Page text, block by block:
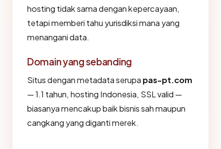
hosting tidak sama dengan kepercayaan,
tetapi memberi tahu yurisdiksi mana yang
menangani data.
Domain yang sebanding
Situs dengan metadata serupa pas-pt.com
— 1.1 tahun, hosting Indonesia, SSL valid —
biasanya mencakup baik bisnis sah maupun
cangkang yang diganti merek.